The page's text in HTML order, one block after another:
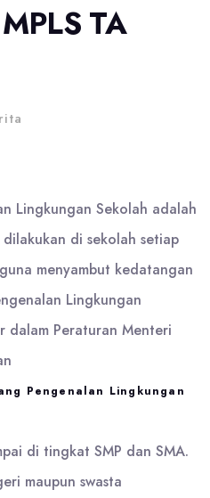
TA
Lingkungan Sekolah adalah
di sekolah setiap
menyambut kedatangan
Lingkungan
dalam Peraturan Menteri
Pengenalan Lingkungan
di tingkat SMP dan SMA.
maupun swasta